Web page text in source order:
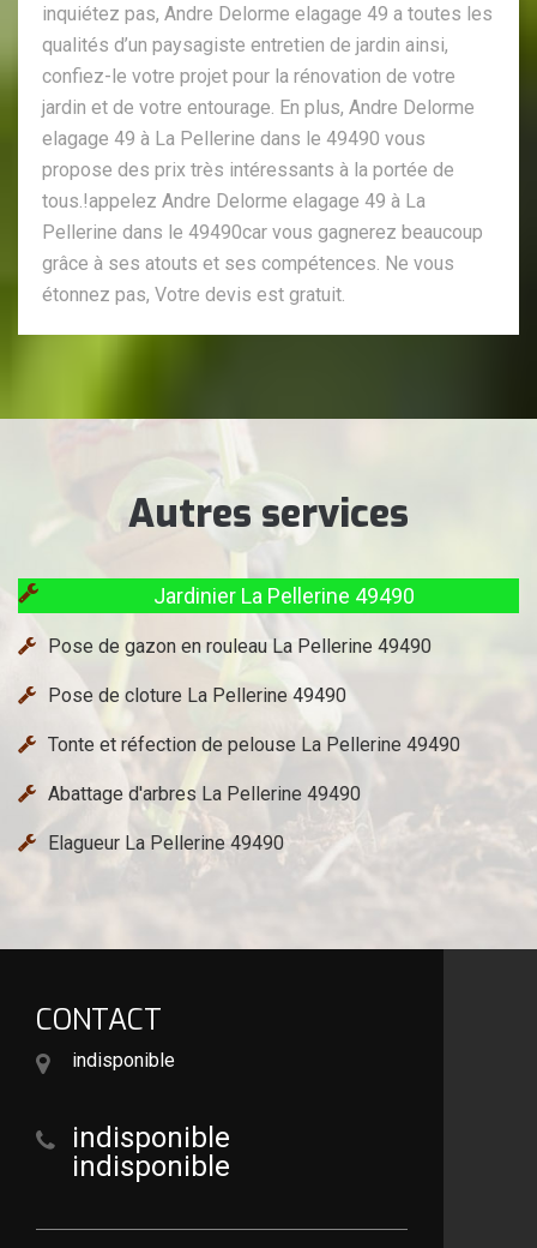
inquiétez pas, Andre Delorme elagage 49 a toutes les
qualités d’un paysagiste entretien de jardin ainsi,
confiez-le votre projet pour la rénovation de votre
jardin et de votre entourage. En plus, Andre Delorme
elagage 49 à La Pellerine dans le 49490 vous
propose des prix très intéressants à la portée de
tous.!appelez Andre Delorme elagage 49 à La
Pellerine dans le 49490car vous gagnerez beaucoup
grâce à ses atouts et ses compétences. Ne vous
étonnez pas, Votre devis est gratuit.
Autres services
Jardinier La Pellerine 49490
Pose de gazon en rouleau La Pellerine 49490
Pose de cloture La Pellerine 49490
Tonte et réfection de pelouse La Pellerine 49490
Abattage d'arbres La Pellerine 49490
Elagueur La Pellerine 49490
CONTACT
indisponible
indisponible
indisponible